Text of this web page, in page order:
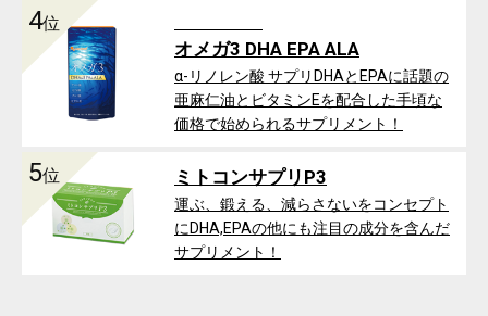
4位
オメガ3 DHA EPA ALA
α-リノレン酸 サプリDHAとEPAに話題の
亜麻仁油とビタミンEを配合した手頃な
価格で始められるサプリメント！
5位 ミトコンサプリP3
運ぶ、鍛える、減らさないをコンセプト
にDHA,EPAの他にも注目の成分を含んだ
サプリメント！